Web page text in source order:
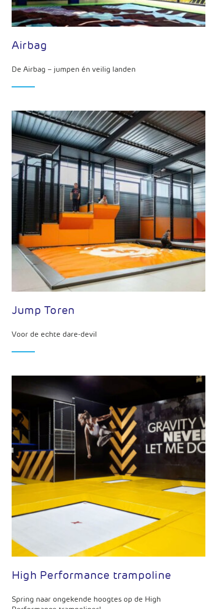
Airbag
De Airbag – jumpen én veilig landen
Jump Toren
Voor de echte dare-devil
High Performance trampoline
Spring naar ongekende hoogtes op de High